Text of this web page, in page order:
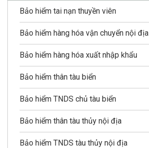
Bảo hiểm tai nạn thuyền viên
Bảo hiểm hàng hóa vận chuyển nội địa
Bảo hiểm hàng hóa xuất nhập khẩu
Bảo hiểm thân tàu biển
Bảo hiểm TNDS chủ tàu biển
Bảo hiểm thân tàu thủy nội địa
Bảo hiểm TNDS tàu thủy nội địa